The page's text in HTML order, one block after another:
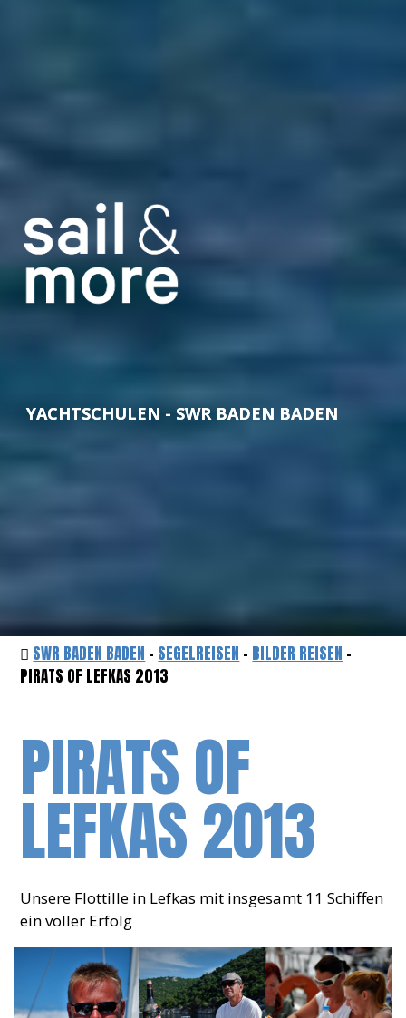
YACHTSCHULEN - SWR BADEN BADEN
SWR BADEN BADEN - SEGELREISEN - BILDER REISEN -
PIRATS OF LEFKAS 2013
PIRATS OF
LEFKAS 2013
Unsere Flottille in Lefkas mit insgesamt 11 Schiffen
ein voller Erfolg